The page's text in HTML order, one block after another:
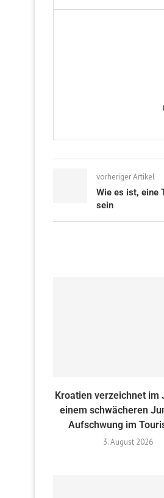
vorheriger Artikel
Wie es ist, eine
sein
Kroatien verzeichnet im
einem schwächeren
Aufschwung im
3. August 2026